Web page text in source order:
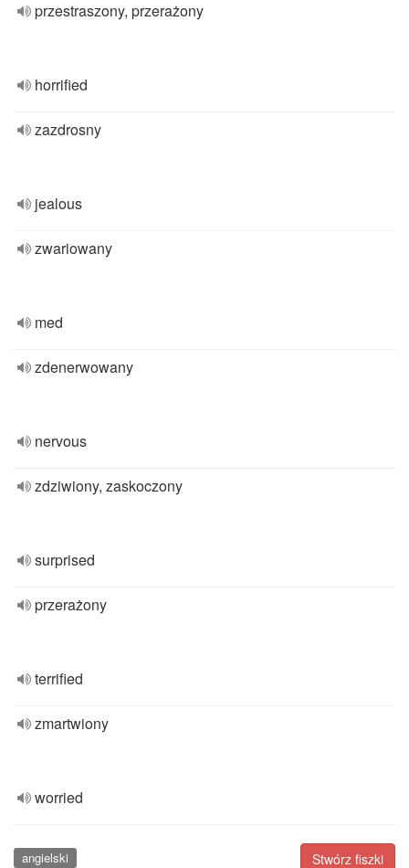
przestraszony, przerażony
horrified
zazdrosny
jealous
zwariowany
med
zdenerwowany
nervous
zdziwiony, zaskoczony
surprised
przerażony
terrified
zmartwiony
worried
Stwórz fiszki
angielski